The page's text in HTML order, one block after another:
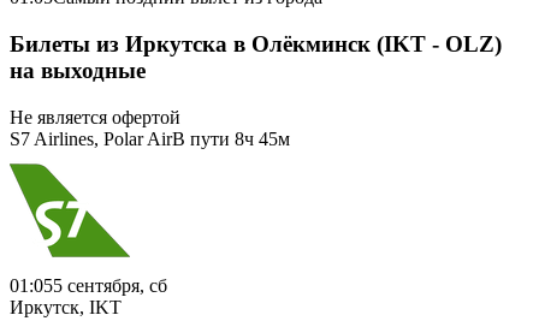
Билеты из Иркутска в Олёкминск (IKT - OLZ)
на выходные
Не является офертой
S7 Airlines, Polar AirВ пути 8ч 45м
01:055 сентября, сб
Иркутск, IKT